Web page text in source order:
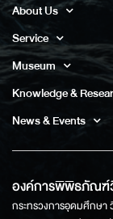
About Us
Service
Museum
Knowledge &
News & Events
องค์การพิพิธภัณฑ์
กระทรวงการอุดมศึกษา